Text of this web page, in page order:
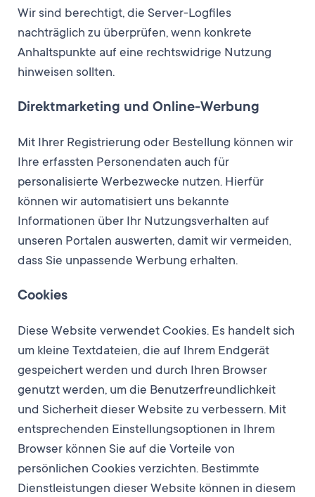
Wir sind berechtigt, die Server-Logfiles
nachträglich zu überprüfen, wenn konkrete
Anhaltspunkte auf eine rechtswidrige Nutzung
hinweisen sollten.
Direktmarketing und Online-Werbung
Mit Ihrer Registrierung oder Bestellung können wir
Ihre erfassten Personendaten auch für
personalisierte Werbezwecke nutzen. Hierfür
können wir automatisiert uns bekannte
Informationen über Ihr Nutzungsverhalten auf
unseren Portalen auswerten, damit wir vermeiden,
dass Sie unpassende Werbung erhalten.
Cookies
Diese Website verwendet Cookies. Es handelt sich
um kleine Textdateien, die auf Ihrem Endgerät
gespeichert werden und durch Ihren Browser
genutzt werden, um die Benutzerfreundlichkeit
und Sicherheit dieser Website zu verbessern. Mit
entsprechenden Einstellungsoptionen in Ihrem
Browser können Sie auf die Vorteile von
persönlichen Cookies verzichten. Bestimmte
Dienstleistungen dieser Website können in diesem